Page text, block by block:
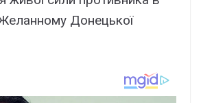
Донецької